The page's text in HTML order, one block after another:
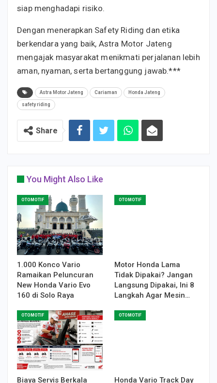
siap menghadapi risiko.
Dengan menerapkan Safety Riding dan etika
berkendara yang baik, Astra Motor Jateng
mengajak masyarakat menikmati perjalanan lebih
aman, nyaman, serta bertanggung jawab.***
Astra Motor Jateng Cariaman Honda Jateng
safety riding
Share
You Might Also Like
OTOMOTIF
1.000 Konco Vario
Ramaikan Peluncuran
New Honda Vario Evo
160 di Solo Raya
OTOMOTIF
Motor Honda Lama
Tidak Dipakai? Jangan
Langsung Dipakai, Ini 8
Langkah Agar Mesin…
OTOMOTIF
Biaya Servis Berkala
OTOMOTIF
Honda Vario Track Day